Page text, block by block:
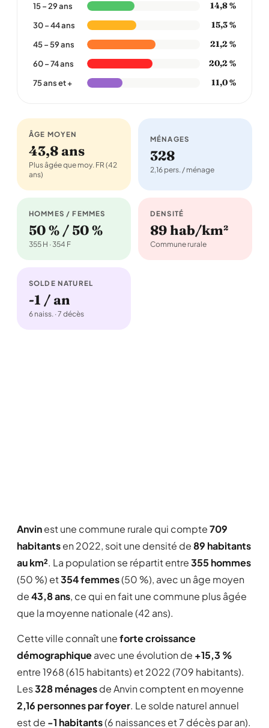
15 – 29 ans 14,8 %
30 – 44 ans 15,3 %
45 – 59 ans 21,2 %
60 – 74 ans 20,2 %
75 ans et + 11,0 %
ÂGE MOYEN
43,8 ans
Plus âgée que moy. FR (42
ans)
MÉNAGES
328
2,16 pers. / ménage
HOMMES / FEMMES
50 % / 50 %
355 H · 354 F
DENSITÉ
89 hab/km²
Commune rurale
SOLDE NATUREL
-1 / an
6 naiss. · 7 décès
Anvinest une commune rurale qui compte709
habitantsen 2022, soit une densité de89 habitants
au km². La population se répartit entre355 hommes
(50 %) et354 femmes(50 %), avec un âge moyen
de43,8 ans, ce qui en fait une commune plus âgée
que la moyenne nationale (42 ans).
Cette ville connaît uneforte croissance
démographiqueavec une évolution de +15,3 %
entre 1968 (615 habitants) et 2022 (709 habitants).
Les328 ménagesde Anvin comptent en moyenne
2,16 personnes par foyer. Le solde naturel annuel
est de -1 habitants(6 naissances et 7 décès par an).